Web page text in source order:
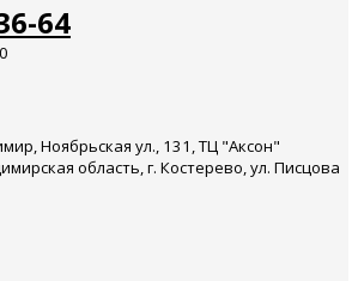
64
Ноябрьская ул., 131, ТЦ "Аксон"
область, г. Костерево, ул. Писцова